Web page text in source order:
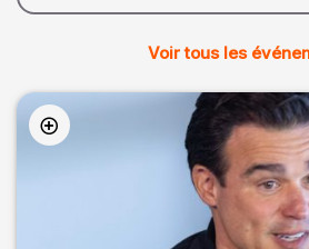
Voir tous les